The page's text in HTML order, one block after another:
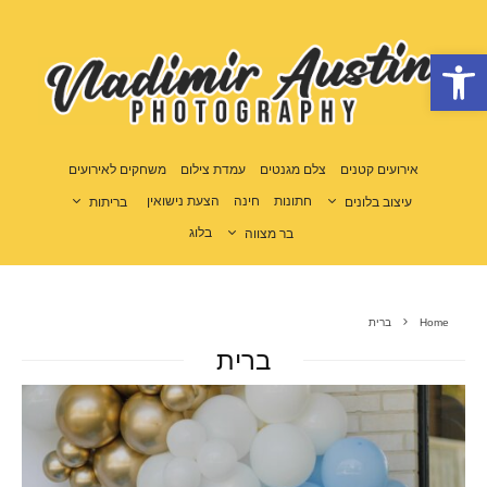
פתח סרגל נגישות
אירועים קטנים צלם מגנטים עמדת צילום משחקים לאירועים
עיצוב בלונים חתונות חינה הצעת נישואין בריתות
בר מצווה בלוג
Home ברית
ברית